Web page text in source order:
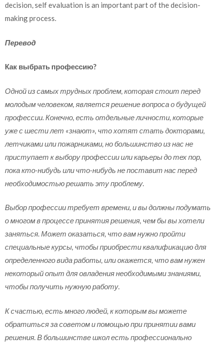
decision, self evaluation is an important part of the decision-
making process.
Перевод
Как выбрать профессию?
Одной из самых трудных проблем, которая стоит перед
молодым человеком, является решение вопроса о будущей
профессии. Конечно, есть отдельные личности, которые
уже с шести лет «знают», что хотят стать докторами,
летчиками или пожарниками, но большинство из нас не
приступает к выбору профессии или карьеры до тех пор,
пока кто-нибудь или что-нибудь не поставит нас перед
необходимостью решать эту проблему.
Выбор профессии требует времени, и вы должны подумать
о многом в процессе принятия решения, чем бы вы хотели
заняться. Может оказаться, что вам нужно пройти
специальные курсы, чтобы приобрести квалификацию для
определенного вида работы, или окажется, что вам нужен
некоторый опыт для овладения необходимыми знаниями,
чтобы получить нужную работу.
К счастью, есть много людей, к которым вы можете
обратиться за советом и помощью при принятии вами
решения. В большинстве школ есть профессионально